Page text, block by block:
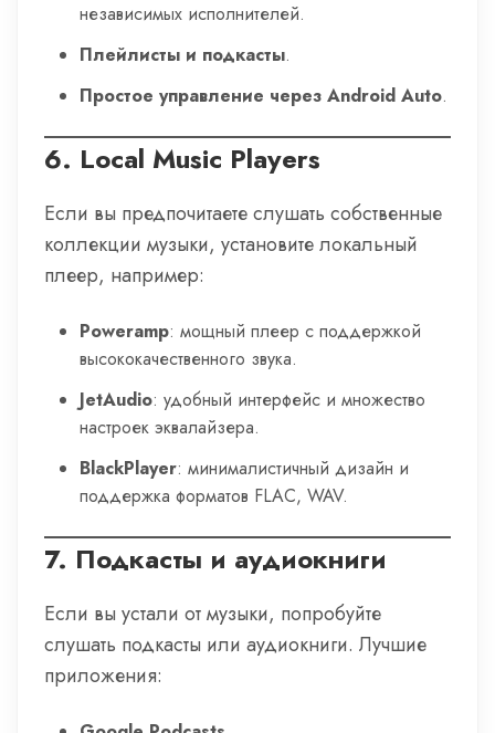
независимых исполнителей.
Плейлисты и подкасты.
Простое управление через Android Auto.
6. Local Music Players
Если вы предпочитаете слушать собственные
коллекции музыки, установите локальный
плеер, например:
Poweramp: мощный плеер с поддержкой
высококачественного звука.
JetAudio: удобный интерфейс и множество
настроек эквалайзера.
BlackPlayer: минималистичный дизайн и
поддержка форматов FLAC, WAV.
7. Подкасты и аудиокниги
Если вы устали от музыки, попробуйте
слушать подкасты или аудиокниги. Лучшие
приложения: